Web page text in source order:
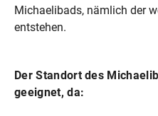
Bau des Bohrplatzes
Michaelibads, nämlich der
entstehen.
Der Standort des
geeignet, da: